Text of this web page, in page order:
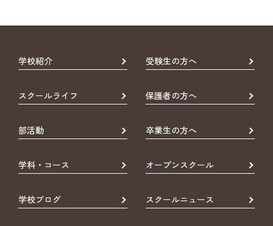
学校紹介 受験生の方へ
スクールライフ 保護者の方へ
部活動 卒業生の方へ
学科・コース オープンスクール
学校ブログ スクールニュース